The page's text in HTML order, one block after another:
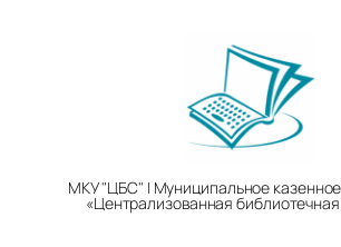
МКУ "ЦБС" | Муниципальное
«Централизованная